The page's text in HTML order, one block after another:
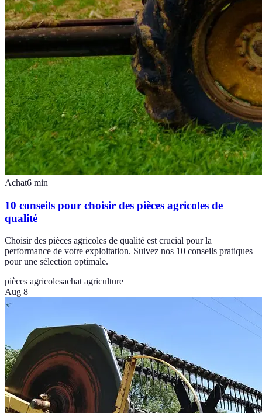
Achat6 min
10 conseils pour choisir des pièces agricoles de
qualité
Choisir des pièces agricoles de qualité est crucial pour la
performance de votre exploitation. Suivez nos 10 conseils pratiques
pour une sélection optimale.
pièces agricolesachat agriculture
Aug 8